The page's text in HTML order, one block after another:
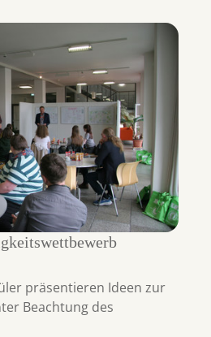
präsentieren Ideen zur
Beachtung des